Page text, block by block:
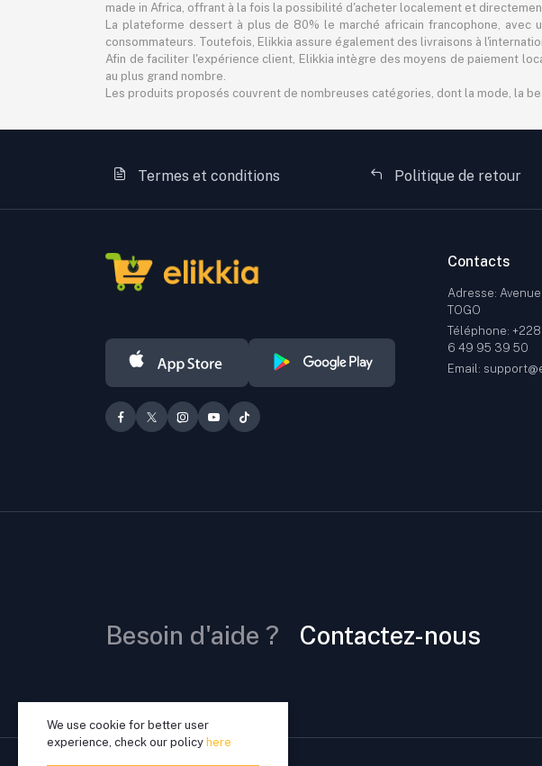
made in Africa, offrant à la fois la possibilité d'acheter localement et
La plateforme dessert à plus de 80% le marché africain francophone,
consommateurs. Toutefois, Elikkia assure également des livraisons à
Afin de faciliter l'expérience client, Elikkia intègre des moyens de paiement
au plus grand nombre.
Les produits proposés couvrent de nombreuses catégories, dont la mode, la
Termes et conditions Politique de retour
Contacts
Adresse: Avenue
TOGO
Téléphone:
6 49 95 39 50
Email:
Besoin d'aide ? Contactez-nous
We use cookie for better user
experience, check our policy here